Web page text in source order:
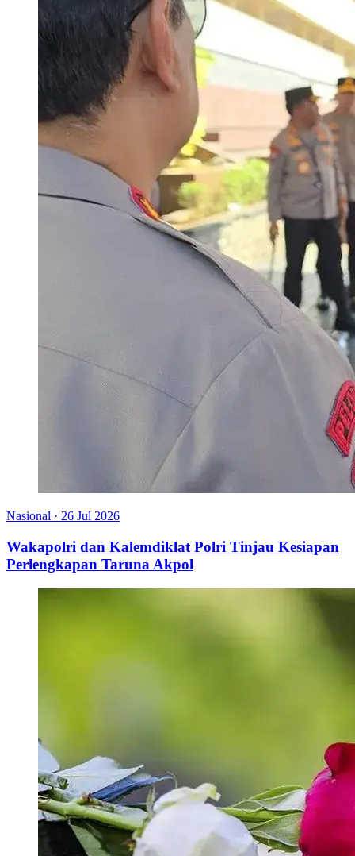
Nasional · 26 Jul 2026
Wakapolri dan Kalemdiklat Polri Tinjau Kesiapan
Perlengkapan Taruna Akpol